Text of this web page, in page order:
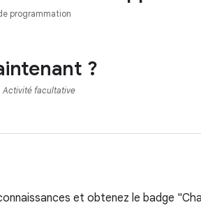
programmation
?
Activité facultative
et obtenez le badge